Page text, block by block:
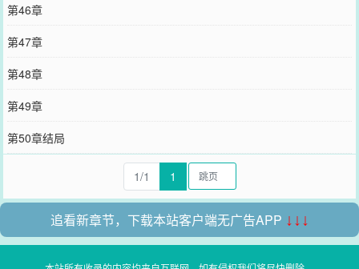
第46章
第47章
第48章
第49章
第50章结局
1/1 1
追看新章节，下载本站客户端无广告APP ↓↓↓